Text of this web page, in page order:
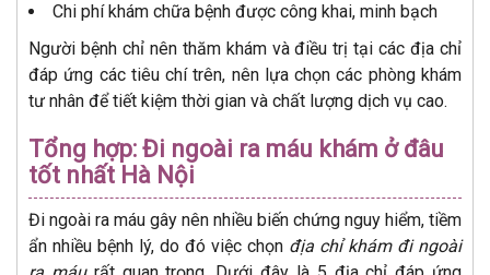
Chi phí khám chữa bệnh được công khai, minh bạch
Người bệnh chỉ nên thăm khám và điều trị tại các địa chỉ
đáp ứng các tiêu chí trên, nên lựa chọn các phòng khám
tư nhân để tiết kiệm thời gian và chất lượng dịch vụ cao.
Tổng hợp: Đi ngoài ra máu khám ở đâu
tốt nhất Hà Nội
Đi ngoài ra máu gây nên nhiều biến chứng nguy hiểm, tiềm
ẩn nhiều bệnh lý, do đó việc chọn địa chỉ khám đi ngoài